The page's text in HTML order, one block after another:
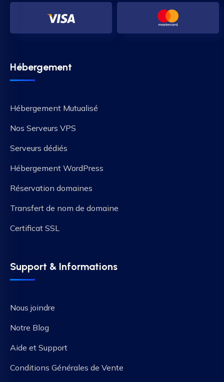
Hébergement
Hébergement Mutualisé
Nos Serveurs VPS
Serveurs dédiés
Hébergement WordPress
Réservation domaines
Transfert de nom de domaine
Certificat SSL
Support & Informations
Nous joindre
Notre Blog
Aide et Support
Conditions Générales de Vente